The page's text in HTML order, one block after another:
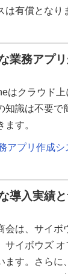
は有償となり
業務アプ
はクラウド
知識は不要で
ます。
アプリ作成
導入実績
会は、サイボ
サイボウズ
ます。さらに